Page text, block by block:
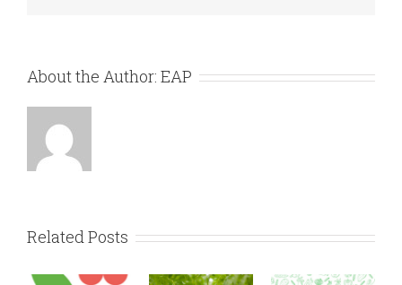
About the Author: EAP
Related Posts